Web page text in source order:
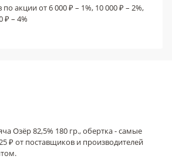
акции от 6 000 ₽ – 1%, 10 000 ₽ – 2%,
₽ – 4%
Озёр 82,5% 180 гр., обертка - самые
₽ от поставщиков и производителей